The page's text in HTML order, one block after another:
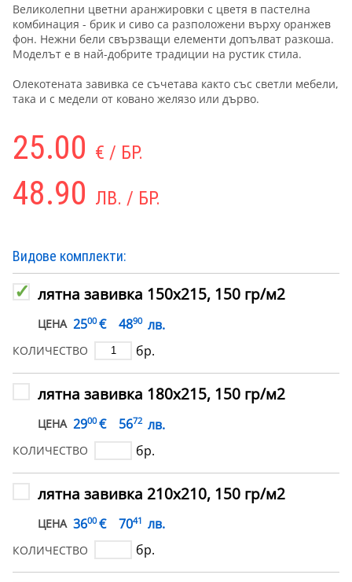
Великолепни цветни аранжировки с цветя в пастелна
комбинация - брик и сиво са разположени върху оранжев
фон. Нежни бели свързващи елементи допълват разкоша.
Моделът е в най-добрите традиции на рустик стила.
Олекотената завивка се съчетава както със светли мебели,
така и с медели от ковано желязо или дърво.
25.00 € / БР.
48.90 ЛВ. / БР.
Видове комплекти:
лятна завивка 150х215, 150 гр/м2
ЦЕНА 2500 € 4890 лв.
КОЛИЧЕСТВО бр.
лятна завивка 180х215, 150 гр/м2
ЦЕНА 2900 € 5672 лв.
КОЛИЧЕСТВО бр.
лятна завивка 210х210, 150 гр/м2
ЦЕНА 3600 € 7041 лв.
КОЛИЧЕСТВО бр.